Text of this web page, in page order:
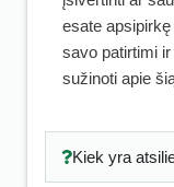
esate apsipirkę
savo patirtimi
sužinoti apie
Kiek yra